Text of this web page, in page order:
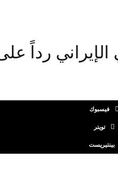
رداً
فيسبوك
تويتر
بينتيريست